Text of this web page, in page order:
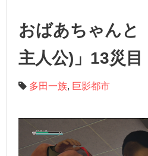
おばあちゃんと
主人公)」13災目
多田一族, 巨影都市